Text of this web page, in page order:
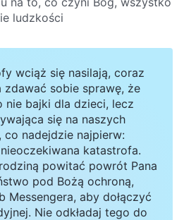
ludzkości
wciąż się nasilają, coraz
sobie sprawę, że
bajki dla dzieci, lecz
się na naszych
nadejdzie najpierw:
katastrofa.
powitać powrót Pana
pod Bożą ochroną,
Messengera, aby dołączyć
Nie odkładaj tego do